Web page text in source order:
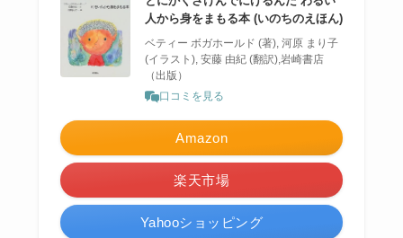
人から身をまもる本 (いのちのえほん)
ベティー ボガホールド (著), 河原 まり子
(イラスト), 安藤 由紀 (翻訳),岩崎書店
（出版）
口コミを見る
Amazon
楽天市場
Yahooショッピング